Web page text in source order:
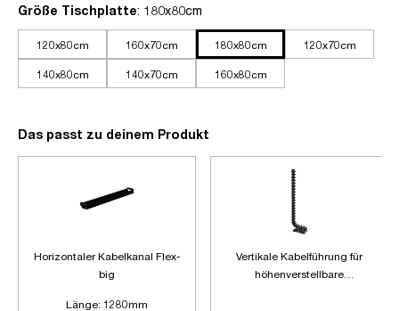
Größe Tischplatteauswählen
: 180x80cm
120x80cm 160x70cm 180x80cm 120x70cm
140x80cm 140x70cm 160x80cm
Das passt zu deinem Produkt
Horizontaler Kabelkanal Flex-
big
Länge: 1280mm
Vertikale Kabelführung für
höhenverstellbare